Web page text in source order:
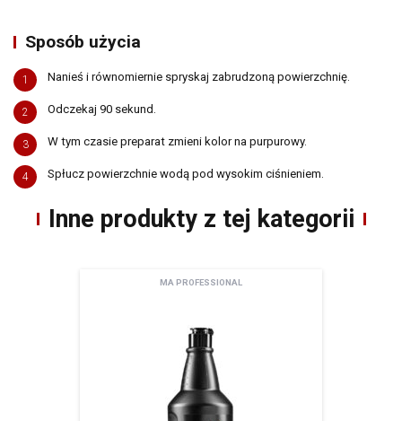
Sposób użycia
1 Nanieś i równomiernie spryskaj zabrudzoną powierzchnię.
2 Odczekaj 90 sekund.
3 W tym czasie preparat zmieni kolor na purpurowy.
4 Spłucz powierzchnie wodą pod wysokim ciśnieniem.
Inne produkty z tej kategorii
MA PROFESSIONAL
Newsletter
Adres email
powyższym formularzu przez AMTRA Sp. z o.o. z siedzibą w Sosnowcu (41-200) przy
ul. Schonów 3 w celu odpowiedzi na moje zapytanie. Zapoznałem/zapoznałam się z
pouczeniem dotyczącym prawa dostępu do treści moich danych i możliwości ich
kwietnia 2016 r. (Dz. Urz. UE L 119 z 04.05.2016) informuję, iż:
Pani/Pana dane osobowe przetwarzane będą w celu realizacji usługi
newsletter – na podstawie art. 6 ust. 1 lit. a ogólnego rozporządzenia
o ochronie danych osobowych z dnia 27 kwietnia 2016 r.
Odbiorcami Pani/Pana danych osobowych będą:
wyłącznie podmioty uprawnione do uzyskania danych osobowych